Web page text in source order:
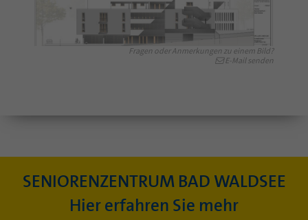
Fragen oder Anmerkungen zu einem Bild?
E-Mail senden
SENIORENZENTRUM BAD WALDSEE
Hier erfahren Sie mehr